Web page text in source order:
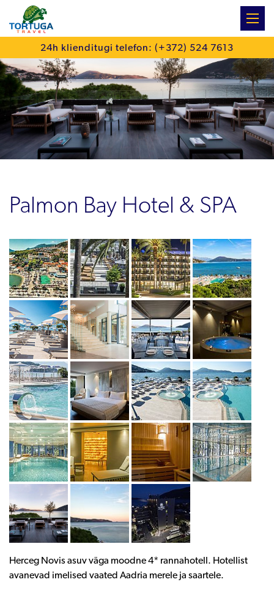
24h klienditugi telefon: (+372) 524 7613
Palmon Bay Hotel & SPA
Herceg Novis asuv väga moodne 4* rannahotell. Hotellist
avanevad imelised vaated Aadria merele ja saartele.